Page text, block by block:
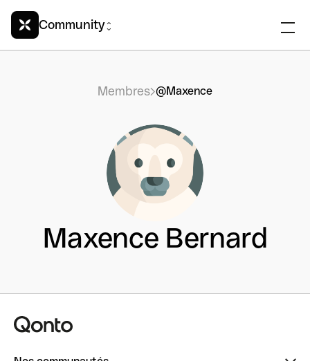
Community
Membres @Maxence
Maxence Bernard